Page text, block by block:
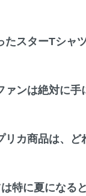
スターTシャツ
ァンは絶対に
リカ商品は、ど
特に夏になる